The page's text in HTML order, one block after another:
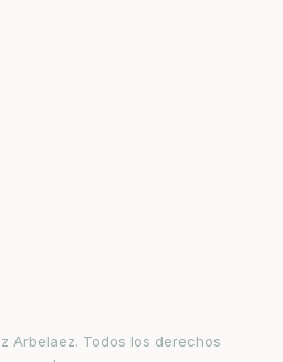
Arbelaez. Todos los derechos